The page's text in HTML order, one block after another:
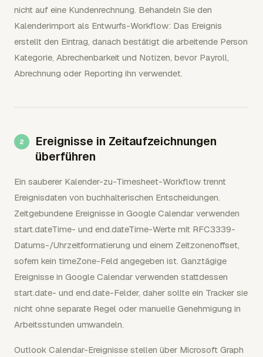
nicht auf eine Kundenrechnung. Behandeln Sie den
Kalenderimport als Entwurfs-Workflow: Das Ereignis
erstellt den Eintrag, danach bestätigt die arbeitende Person
Kategorie, Abrechenbarkeit und Notizen, bevor Payroll,
Abrechnung oder Reporting ihn verwendet.
Ereignisse in Zeitaufzeichnungen
überführen
Ein sauberer Kalender-zu-Timesheet-Workflow trennt
Ereignisdaten von buchhalterischen Entscheidungen.
Zeitgebundene Ereignisse in Google Calendar verwenden
start.dateTime- und end.dateTime-Werte mit RFC3339-
Datums-/Uhrzeitformatierung und einem Zeitzonenoffset,
sofern kein timeZone-Feld angegeben ist. Ganztägige
Ereignisse in Google Calendar verwenden stattdessen
start.date- und end.date-Felder, daher sollte ein Tracker sie
nicht ohne separate Regel oder manuelle Genehmigung in
Arbeitsstunden umwandeln.
Outlook Calendar-Ereignisse stellen über Microsoft Graph